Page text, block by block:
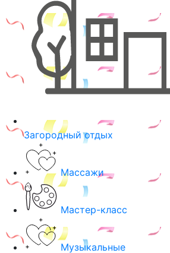
Загородный отдых
Массажи
Мастер-класс
Музыкальные